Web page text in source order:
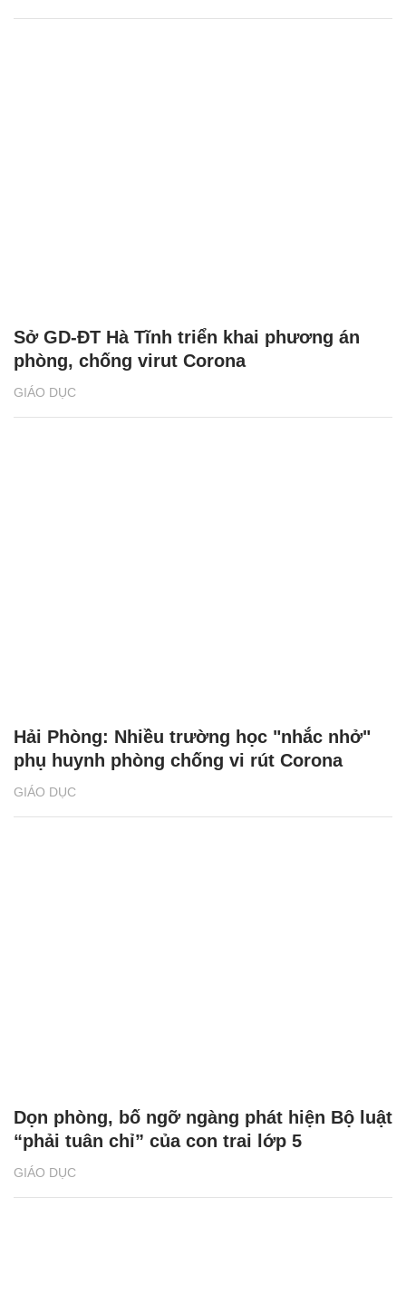
GIÁO DỤC
Sở GD-ĐT Hà Tĩnh triển khai phương án
phòng, chống virut Corona
GIÁO DỤC
Hải Phòng: Nhiều trường học "nhắc nhở"
phụ huynh phòng chống vi rút Corona
GIÁO DỤC
Dọn phòng, bố ngỡ ngàng phát hiện Bộ luật
“phải tuân chỉ” của con trai lớp 5